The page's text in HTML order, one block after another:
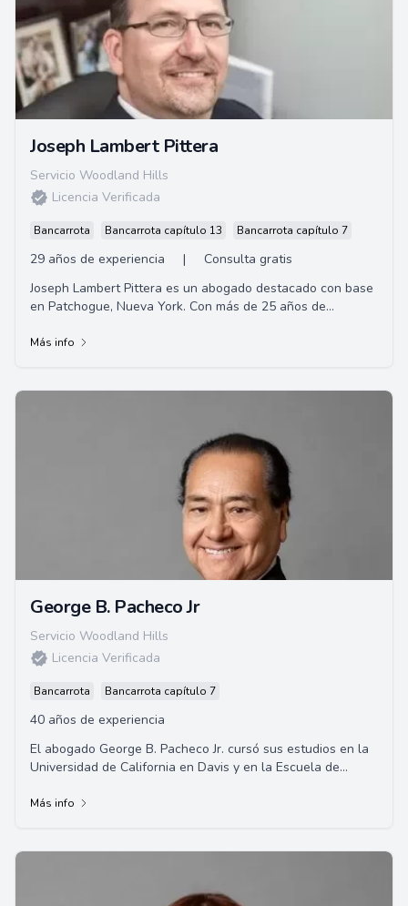
Joseph Lambert Pittera
Servicio Woodland Hills
Licencia Verificada
Bancarrota Bancarrota capítulo 13 Bancarrota capítulo 7
29 años de experiencia |
Consulta gratis
Joseph Lambert Pittera es un abogado destacado con base
en Patchogue, Nueva York. Con más de 25 años de
Más info
George B. Pacheco Jr
Servicio Woodland Hills
Licencia Verificada
Bancarrota Bancarrota capítulo 7
40 años de experiencia
El abogado George B. Pacheco Jr. cursó sus estudios en la
Universidad de California en Davis y en la Escuela de
Más info